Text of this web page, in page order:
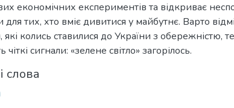
економічних експериментів та відкриває
для тих, хто вміє дивитися у майбутнє. Варто
які колись ставилися до України з обережністю,
сигнали: «зелене світло» загорілось.
слова